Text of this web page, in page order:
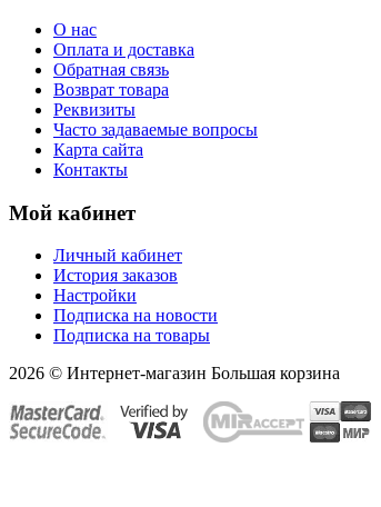
О нас
Оплата и доставка
Обратная связь
Возврат товара
Реквизиты
Часто задаваемые вопросы
Карта сайта
Контакты
Мой кабинет
Личный кабинет
История заказов
Настройки
Подписка на новости
Подписка на товары
2026 © Интернет-магазин Большая корзина